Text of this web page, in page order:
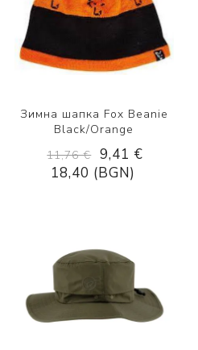
Зимна шапка Fox Beanie
Black/Orange
11,76 € 9,41 €
18,40 (BGN)